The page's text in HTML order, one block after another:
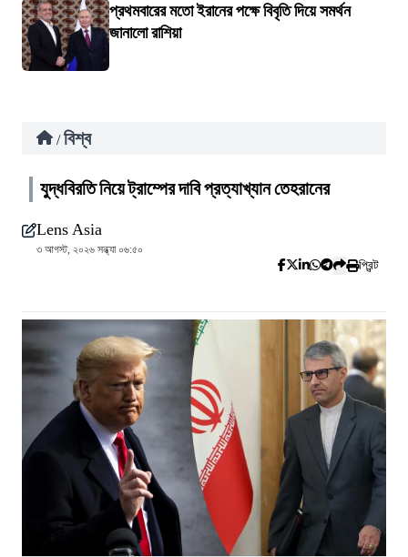
প্রথমবারের মতো ইরানের পক্ষে বিবৃতি দিয়ে সমর্থন
জানালো রাশিয়া
/ বিশ্ব
যুদ্ধবিরতি নিয়ে ট্রাম্পের দাবি প্রত্যাখ্যান তেহরানের
Lens Asia
৩ আগস্ট, ২০২৬ সন্ধ্যা ০৬:৫০
প্রিন্ট